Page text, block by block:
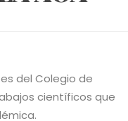
del Colegio de
científicos que